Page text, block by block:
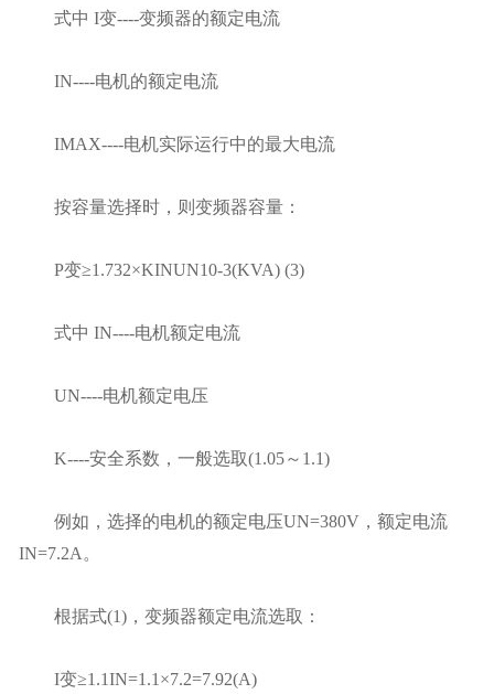
式中 I变----变频器的额定电流
IN----电机的额定电流
IMAX----电机实际运行中的最大电流
按容量选择时，则变频器容量：
P变≥1.732×KINUN10-3(KVA) (3)
式中 IN----电机额定电流
UN----电机额定电压
K----安全系数，一般选取(1.05～1.1)
例如，选择的电机的额定电压UN=380V，额定电流
IN=7.2A。
根据式(1)，变频器额定电流选取：
I变≥1.1IN=1.1×7.2=7.92(A)